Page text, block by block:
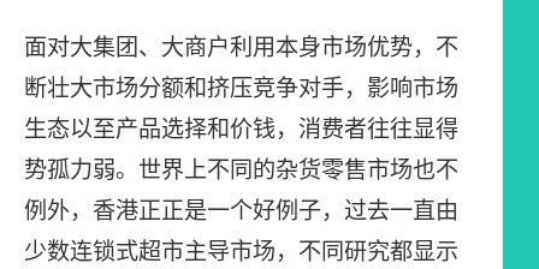
面对大集团、大商户利用本身市场优势，不
断壮大市场分额和挤压竞争对手，影响市场
生态以至产品选择和价钱，消费者往往显得
势孤力弱。世界上不同的杂货零售市场也不
例外，香港正正是一个好例子，过去一直由
少数连锁式超市主导市场，不同研究都显示